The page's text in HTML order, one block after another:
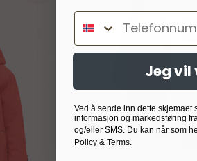
Telefonnummer
Jeg vil
Ved å sende inn dette skjemaet
informasjon og markedsføring
og/eller SMS. Du kan når som
Policy & Terms